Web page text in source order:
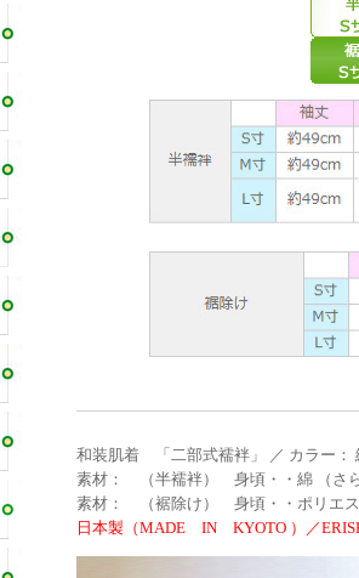
和装肌着 「二部式襦袢」 ／ カラー
素材： （半襦袢） 身頃・・綿 （さ
素材： （裾除け） 身頃・・ポリエス
日本製（MADE IN KYOTO ）／